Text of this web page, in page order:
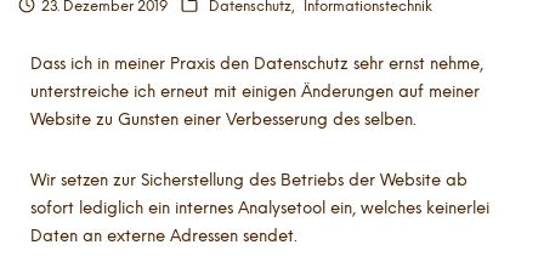
23. Dezember 2019 Datenschutz Informationstechnik
Dass ich in meiner Praxis den Datenschutz sehr ernst nehme,
unterstreiche ich erneut mit einigen Änderungen auf meiner
Website zu Gunsten einer Verbesserung des selben.
Wir setzen zur Sicherstellung des Betriebs der Website ab
sofort lediglich ein internes Analysetool ein, welches keinerlei
Daten an externe Adressen sendet.